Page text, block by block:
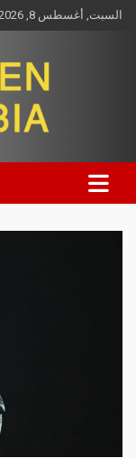
السبت, أغسطس 8, 2026
Arabia